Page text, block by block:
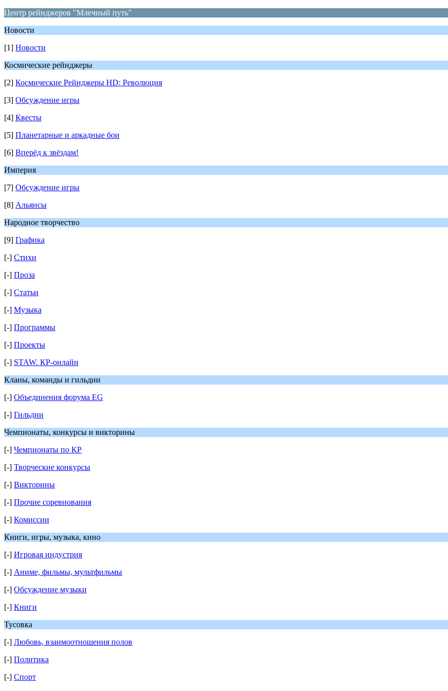
Центр рейнджеров "Млечный путь"
Новости
[1] Новости
Космические рейнджеры
[2] Космические Рейнджеры HD: Революция
[3] Обсуждение игры
[4] Квесты
[5] Планетарные и аркадные бои
[6] Вперёд к звёздам!
Империя
[7] Обсуждение игры
[8] Альянсы
Народное творчество
[9] Графика
[-] Стихи
[-] Проза
[-] Статьи
[-] Музыка
[-] Программы
[-] Проекты
[-] STAW. КР-онлайн
Кланы, команды и гильдии
[-] Объединения форума EG
[-] Гильдии
Чемпионаты, конкурсы и викторины
[-] Чемпионаты по КР
[-] Творческие конкурсы
[-] Викторины
[-] Прочие соревнования
[-] Комиссии
Книги, игры, музыка, кино
[-] Игровая индустрия
[-] Аниме, фильмы, мультфильмы
[-] Обсуждение музыки
[-] Книги
Тусовка
[-] Любовь, взаимоотношения полов
[-] Политика
[-] Спорт